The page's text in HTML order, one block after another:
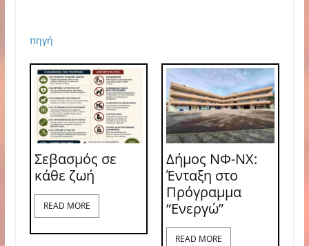
πηγή
Σεβασμός σε
κάθε ζωή
READ MORE
Δήμος ΝΦ-ΝΧ:
Ένταξη στο
Πρόγραμμα
“Ενεργώ”
READ MORE